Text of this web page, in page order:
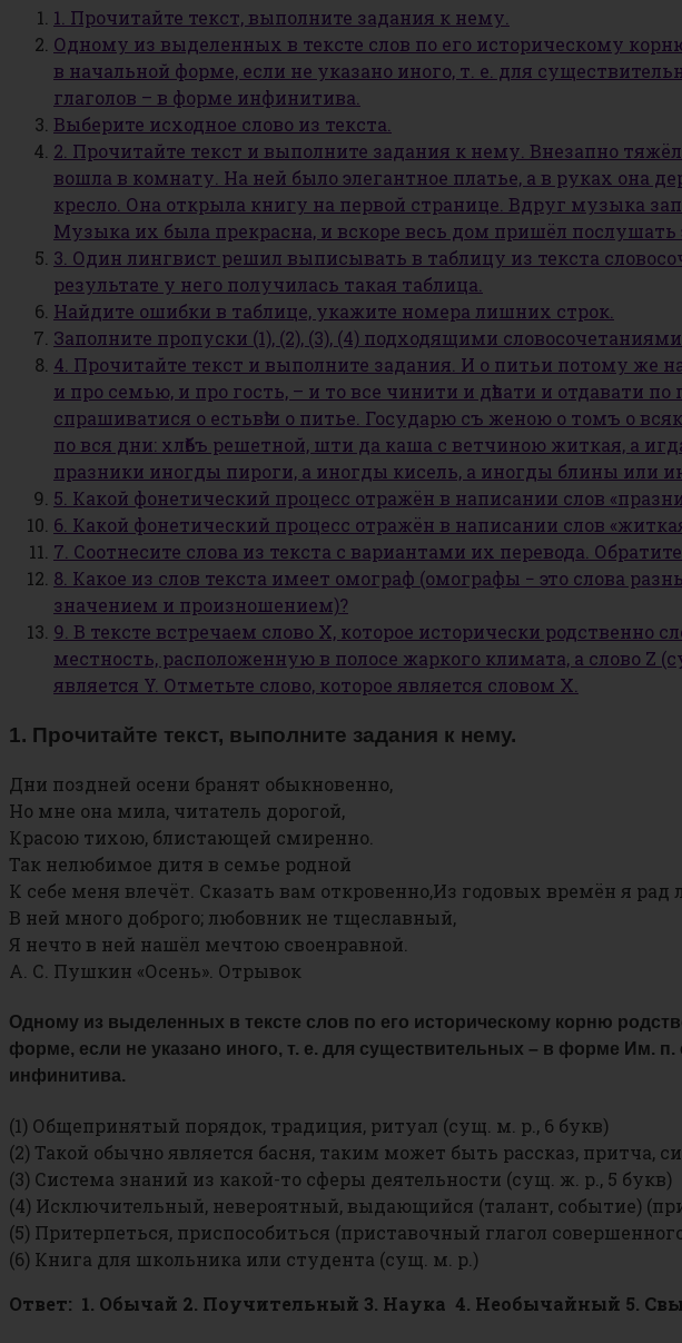
1. Прочитайте текст, выполните задания к нему.
Одному из выделенных в тексте слов по его историческому
в начальной форме, если не указано иного, т. е. для
глаголов – в форме инфинитива.
Выберите исходное слово из текста.
2. Прочитайте текст и выполните задания к нему. Внезапно
вошла в комнату. На ней было элегантное платье, а в руках она
кресло. Она открыла книгу на первой странице. Вдруг музыка
Музыка их была прекрасна, и вскоре весь дом пришёл послушать
3. Один лингвист решил выписывать в таблицу из текста
результате у него получилась такая таблица.
Найдите ошибки в таблице, укажите номера лишних строк.
Заполните пропуски (1), (2), (3), (4) подходящими
4. Прочитайте текст и выполните задания. И о питьи потому же
и про семью, и про гость, – и то все чинити и дѣлати и отдавати
спрашиватися о естьвѣ и о питье. Государю съ женою о томъ о
по вся дни: хлѣбъ решетной, шти да каша с ветчиною житкая, а
празники иногды пироги, а иногды кисель, а иногды блины или
5. Какой фонетический процесс отражён в написании слов
6. Какой фонетический процесс отражён в написании слов
7. Соотнесите слова из текста с вариантами их перевода.
8. Какое из слов текста имеет омограф (омографы − это слова
значением и произношением)?
9. В тексте встречаем слово Х, которое исторически родственно
местность, расположенную в полосе жаркого климата, а слово Z
является Y. Отметьте слово, которое является словом Х.
1. Прочитайте текст, выполните задания к нему.
Дни поздней осени бранят обыкновенно,
Но мне она мила, читатель дорогой,
Красою тихою, блистающей смиренно.
Так нелюбимое дитя в семье родной
К себе меня влечёт. Сказать вам откровенно,Из годовых времён я рад
В ней много доброго; любовник не тщеславный,
Я нечто в ней нашёл мечтою своенравной.
А. С. Пушкин «Осень». Отрывок
Одному из выделенных в тексте слов по его историческому корню
форме, если не указано иного, т. е. для существительных – в форме Им.
инфинитива.
(1) Общепринятый порядок, традиция, ритуал (сущ. м. р., 6 букв)
(2) Такой обычно является басня, таким может быть рассказ, притча,
(3) Система знаний из какой-то сферы деятельности (сущ. ж. р., 5 букв)
(4) Исключительный, невероятный, выдающийся (талант, событие)
(5) Притерпеться, приспособиться (приставочный глагол
(6) Книга для школьника или студента (сущ. м. р.)
Ответ: 1. Обычай 2. Поучительный 3. Наука 4. Необычайный 5.